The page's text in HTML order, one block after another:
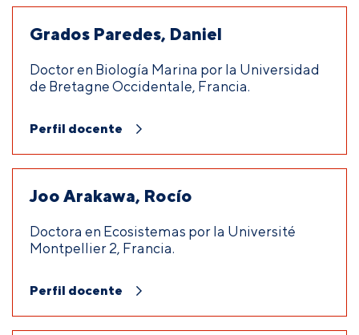
Grados Paredes, Daniel
Doctor en Biología Marina por la Universidad
de Bretagne Occidentale, Francia.
Perfil docente
Joo Arakawa, Rocío
Doctora en Ecosistemas por la Université
Montpellier 2, Francia.
Perfil docente